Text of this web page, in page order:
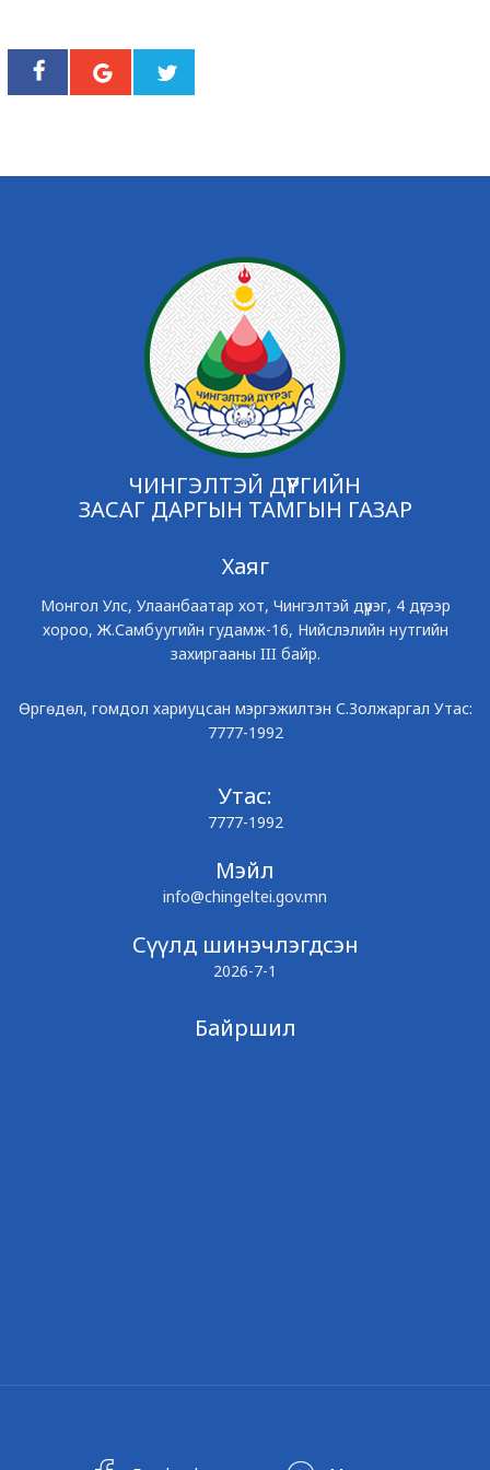
ЧИНГЭЛТЭЙ ДҮҮРГИЙН
ЗАСАГ ДАРГЫН ТАМГЫН ГАЗАР
Хаяг
Монгол Улс, Улаанбаатар хот, Чингэлтэй дүүрэг, 4 дүгээр
хороо, Ж.Самбуугийн гудамж-16, Нийслэлийн нутгийн
захиргааны III байр.
Өргөдөл, гомдол хариуцсан мэргэжилтэн С.Золжаргал Утас:
7777-1992
Утас:
7777-1992
Мэйл
info@chingeltei.gov.mn
Сүүлд шинэчлэгдсэн
2026-7-1
Байршил